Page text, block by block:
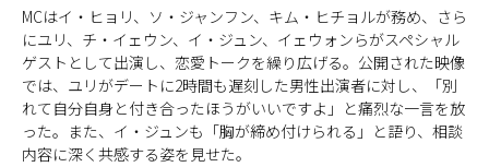
MCはイ・ヒョリ、ソ・ジャンフン、キム・ヒチョルが務め、さら
にユリ、チ・イェウン、イ・ジュン、イェウォンらがスペシャル
ゲストとして出演し、恋愛トークを繰り広げる。公開された映像
では、ユリがデートに2時間も遅刻した男性出演者に対し、「別
れて自分自身と付き合ったほうがいいですよ」と痛烈な一言を放
った。また、イ・ジュンも「胸が締め付けられる」と語り、相談
内容に深く共感する姿を見せた。